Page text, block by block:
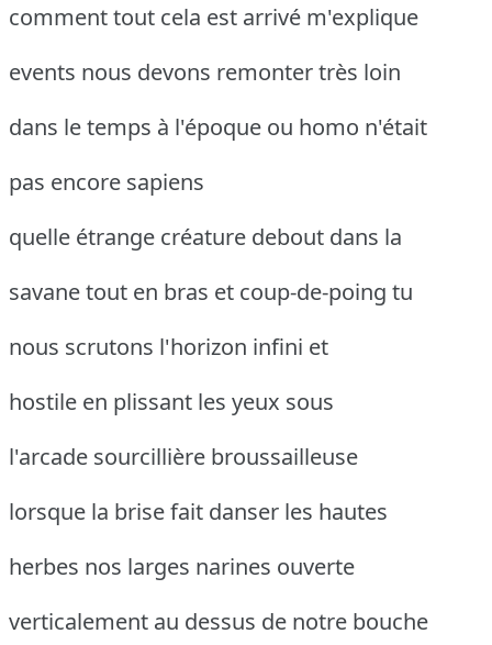
comment tout cela est arrivé m'explique
events nous devons remonter très loin
dans le temps à l'époque ou homo n'était
pas encore sapiens
quelle étrange créature debout dans la
savane tout en bras et coup-de-poing tu
nous scrutons l'horizon infini et
hostile en plissant les yeux sous
l'arcade sourcillière broussailleuse
lorsque la brise fait danser les hautes
herbes nos larges narines ouverte
verticalement au dessus de notre bouche